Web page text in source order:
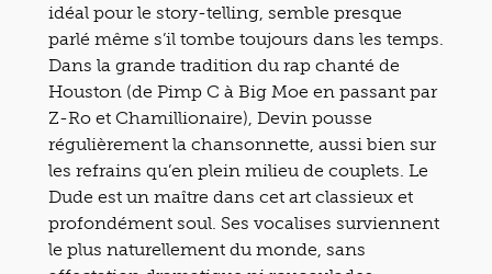
idéal pour le story-telling, semble presque
parlé même s’il tombe toujours dans les temps.
Dans la grande tradition du rap chanté de
Houston (de Pimp C à Big Moe en passant par
Z-Ro et Chamillionaire), Devin pousse
régulièrement la chansonnette, aussi bien sur
les refrains qu’en plein milieu de couplets. Le
Dude est un maître dans cet art classieux et
profondément soul. Ses vocalises surviennent
le plus naturellement du monde, sans